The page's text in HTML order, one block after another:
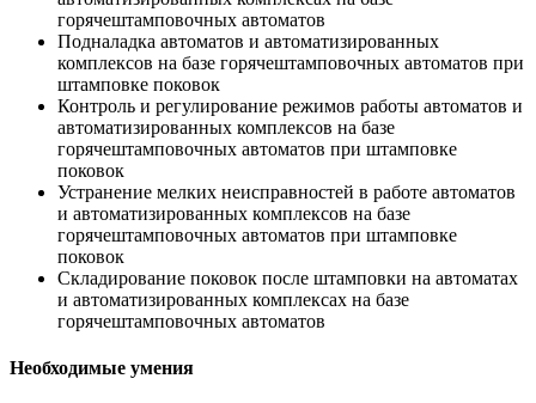
горячештамповочных автоматов
Подналадка автоматов и автоматизированных
комплексов на базе горячештамповочных автоматов при
штамповке поковок
Контроль и регулирование режимов работы автоматов и
автоматизированных комплексов на базе
горячештамповочных автоматов при штамповке
поковок
Устранение мелких неисправностей в работе автоматов
и автоматизированных комплексов на базе
горячештамповочных автоматов при штамповке
поковок
Складирование поковок после штамповки на автоматах
и автоматизированных комплексах на базе
горячештамповочных автоматов
Необходимые умения